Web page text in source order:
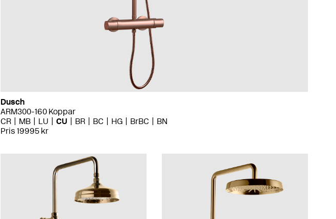
Dusch
ARM300-160 Koppar
CR
MB LU CU BR BC HG BrBC
BN
Pris 19995 kr